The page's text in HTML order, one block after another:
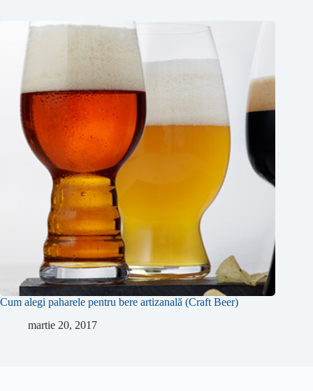
Cum alegi paharele pentru bere artizanală (Craft Beer)
martie 20, 2017